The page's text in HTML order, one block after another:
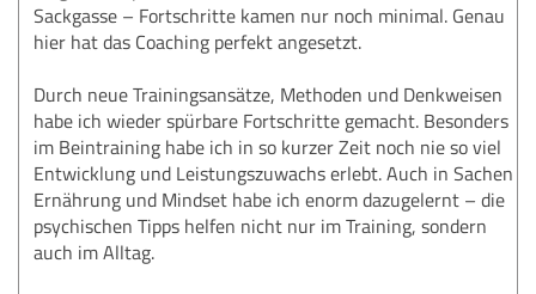
Sackgasse – Fortschritte kamen nur noch minimal. Genau
hier hat das Coaching perfekt angesetzt.
Durch neue Trainingsansätze, Methoden und Denkweisen
habe ich wieder spürbare Fortschritte gemacht. Besonders
im Beintraining habe ich in so kurzer Zeit noch nie so viel
Entwicklung und Leistungszuwachs erlebt. Auch in Sachen
Ernährung und Mindset habe ich enorm dazugelernt – die
psychischen Tipps helfen nicht nur im Training, sondern
auch im Alltag.